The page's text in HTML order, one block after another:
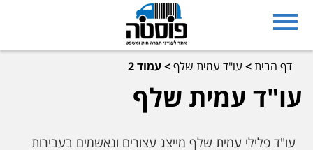
דף הבית> עו"ד עמית שלף>עמוד 2
עו"ד עמית שלף
עו"ד פלילי עמית שלף מייצג עצורים ונאשמים בעבירות